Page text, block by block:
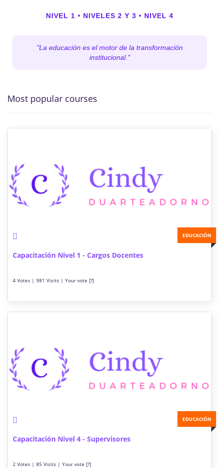
NIVEL 1 • NIVELES 2 Y 3 • NIVEL 4
"La educación es el motor de la transformación
institucional."
Most popular courses
EDUCACIÓN
Capacitación Nivel 1 - Cargos Docentes
4 Votes | 981 Visits | Your vote [?]
EDUCACIÓN
Capacitación Nivel 4 - Supervisores
2 Votes | 85 Visits | Your vote [?]